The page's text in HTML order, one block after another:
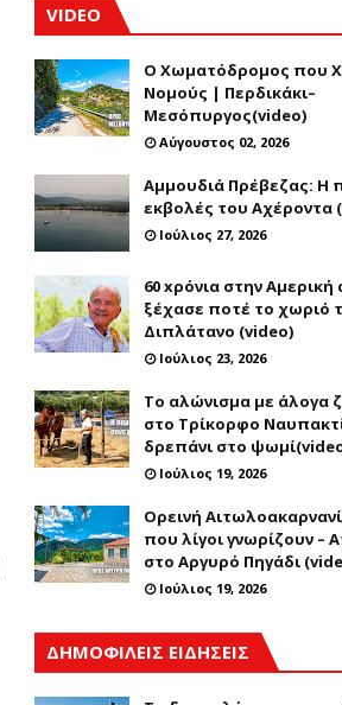
VIDEO
Ο Χωματόδρομος που
Νομούς | Περδικάκι–
Μεσόπυργος(video)
Αύγουστος 02, 2026
Αμμουδιά Πρέβεζας: Η
εκβολές του Αχέροντα
Ιούλιος 27, 2026
60 xρόνια στην Αμερική
ξέχασε ποτέ το χωριό
Διπλάτανο (video)
Ιούλιος 23, 2026
Το αλώνισμα με άλογα
στο Τρίκορφο
δρεπάνι στο
Ιούλιος 19, 2026
Ορεινή
που λίγοι γνωρίζουν –
στο Αργυρό Πηγάδι
Ιούλιος 19, 2026
ΔΗΜΟΦΙΛΕΙΣ ΕΙΔΗΣΕΙΣ